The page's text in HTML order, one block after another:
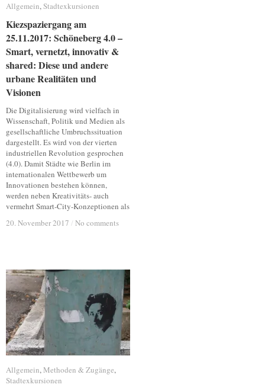
Allgemein,Stadtexkursionen
Kiezspaziergang am
25.11.2017: Schöneberg 4.0 –
Smart, vernetzt, innovativ &
shared: Diese und andere
urbane Realitäten und
Visionen
Die Digitalisierung wird vielfach in
Wissenschaft, Politik und Medien als
gesellschaftliche Umbruchssituation
dargestellt. Es wird von der vierten
industriellen Revolution gesprochen
(4.0). Damit Städte wie Berlin im
internationalen Wettbewerb um
Innovationen bestehen können,
werden neben Kreativitäts- auch
vermehrt Smart-City-Konzeptionen als
20. November 2017 / No comments
Allgemein Stadtexkursionen
Kiezspaziergang am
25.11.2017: Schöneberg 4.0 –
Smart, vernetzt, innovativ &
shared: Diese und andere
urbane Realitäten und
Visionen
20. November 2017 / No comments
Allgemein,Methoden & Zugänge,
Stadtexkursionen
Allgemein Methoden & Zugänge
Stadtexkursionen